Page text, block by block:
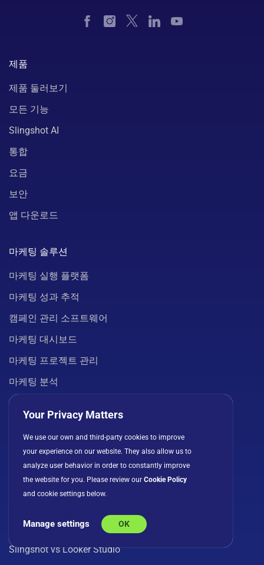
제품
제품 둘러보기
모든 기능
Slingshot AI
통합
요금
보안
앱 다운로드
마케팅 솔루션
마케팅 실행 플랫폼
마케팅 성과 추적
캠페인 관리 소프트웨어
마케팅 대시보드
마케팅 프로젝트 관리
마케팅 분석
모든 솔루션
비교
Slingshot vs Asana
Slingshot vs Monday.com
Slingshot vs Tableau
Slingshot vs Looker Studio
Your Privacy Matters
We use our own and third-party cookies to improve
your experience on our website. They also allow us to
analyze user behavior in order to constantly improve
the website for you. Please review our Cookie Policy
and cookie settings below.
Manage settings OK